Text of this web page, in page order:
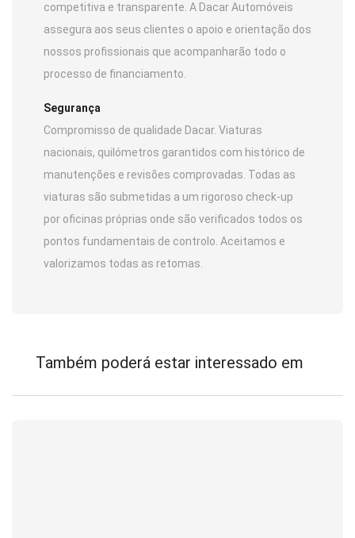
competitiva e transparente. A Dacar Automóveis
assegura aos seus clientes o apoio e orientação dos
nossos profissionais que acompanharão todo o
processo de financiamento.
Segurança
Compromisso de qualidade Dacar. Viaturas
nacionais, quilómetros garantidos com histórico de
manutenções e revisões comprovadas. Todas as
viaturas são submetidas a um rigoroso check-up
por oficinas próprias onde são verificados todos os
pontos fundamentais de controlo. Aceitamos e
valorizamos todas as retomas.
Também poderá estar interessado em